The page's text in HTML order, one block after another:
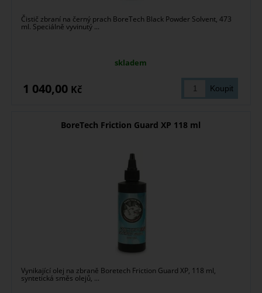
Čistič zbraní na černý prach BoreTech Black Powder Solvent, 473
ml. Speciálně vyvinutý ...
skladem
1 040,00 Kč
BoreTech Friction Guard XP 118 ml
Vynikající olej na zbraně Boretech Friction Guard XP, 118 ml,
syntetická směs olejů, ...